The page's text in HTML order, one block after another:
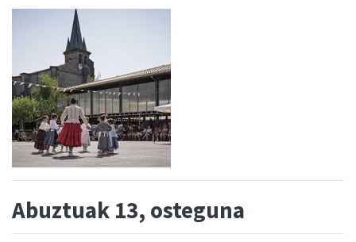
Abuztuak 13, osteguna